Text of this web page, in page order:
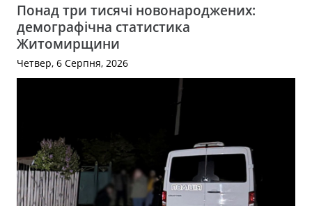
Понад три тисячі новонароджених:
демографічна статистика
Житомирщини
Четвер, 6 Серпня, 2026